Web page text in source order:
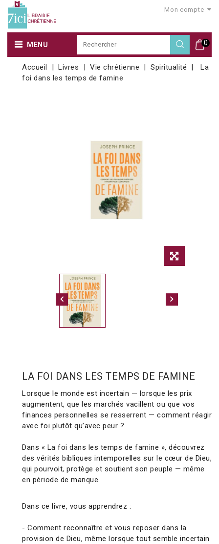
Mon compte
0
MENU
Accueil Livres Vie chrétienne Spiritualité
La
foi dans les temps de famine
LA FOI DANS LES TEMPS DE FAMINE
Lorsque le monde est incertain — lorsque les prix
augmentent, que les marchés vacillent ou que vos
finances personnelles se resserrent — comment réagir
avec foi plutôt qu’avec peur ?
Dans « La foi dans les temps de famine », découvrez
des vérités bibliques intemporelles sur le cœur de Dieu,
qui pourvoit, protège et soutient son peuple — même
en période de manque.
Dans ce livre, vous apprendrez :
- Comment reconnaître et vous reposer dans la
provision de Dieu, même lorsque tout semble incertain